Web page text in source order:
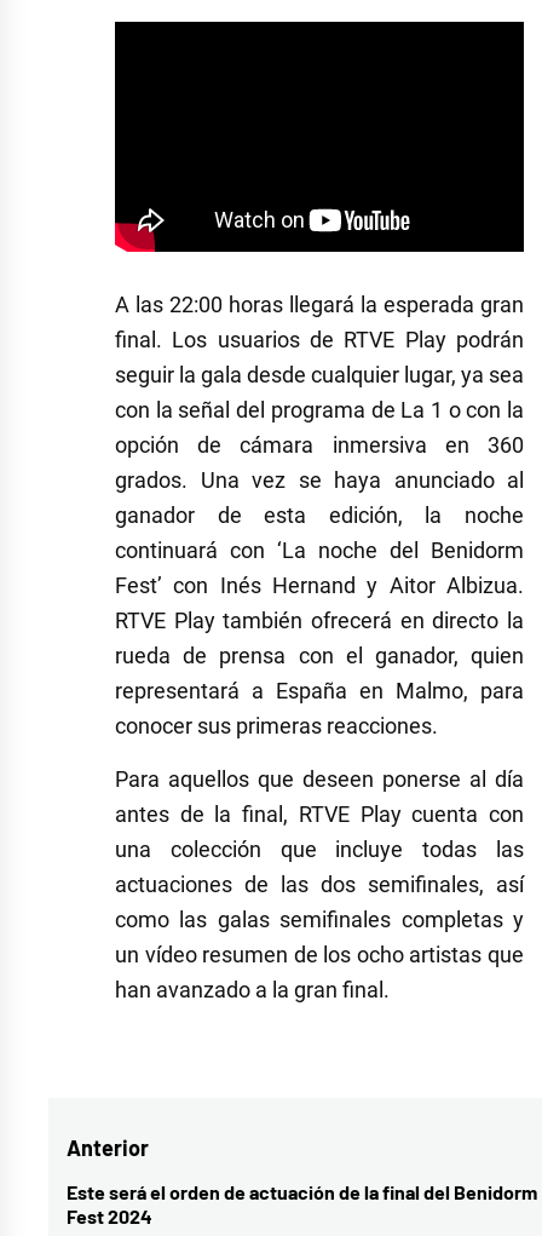
A las 22:00 horas llegará la esperada gran
final. Los usuarios de RTVE Play podrán
seguir la gala desde cualquier lugar, ya sea
con la señal del programa de La 1 o con la
opción de cámara inmersiva en 360
grados. Una vez se haya anunciado al
ganador de esta edición, la noche
continuará con ‘La noche del Benidorm
Fest’ con Inés Hernand y Aitor Albizua.
RTVE Play también ofrecerá en directo la
rueda de prensa con el ganador, quien
representará a España en Malmo, para
conocer sus primeras reacciones.
Para aquellos que deseen ponerse al día
antes de la final, RTVE Play cuenta con
una colección que incluye todas las
actuaciones de las dos semifinales, así
como las galas semifinales completas y
un vídeo resumen de los ocho artistas que
han avanzado a la gran final.
fest
final
benidorm
Navegación
de
Anterior
Entrada
Este será el orden de actuación de la final del Benidorm
Fest 2024